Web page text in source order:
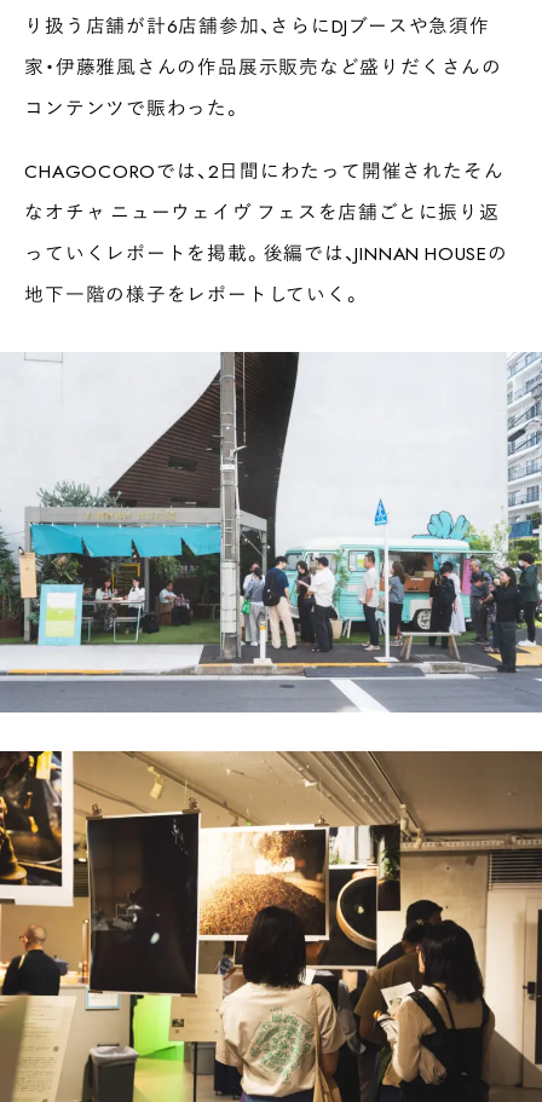
り扱う店舗が計6店舗参加、さらにDJブースや急須作
家・伊藤雅風さんの作品展示販売など盛りだくさんの
コンテンツで賑わった。
CHAGOCOROでは、2日間にわたって開催されたそん
なオチャ ニューウェイヴ フェスを店舗ごとに振り返
っていくレポートを掲載。後編では、JINNAN HOUSEの
地下一階の様子をレポートしていく。